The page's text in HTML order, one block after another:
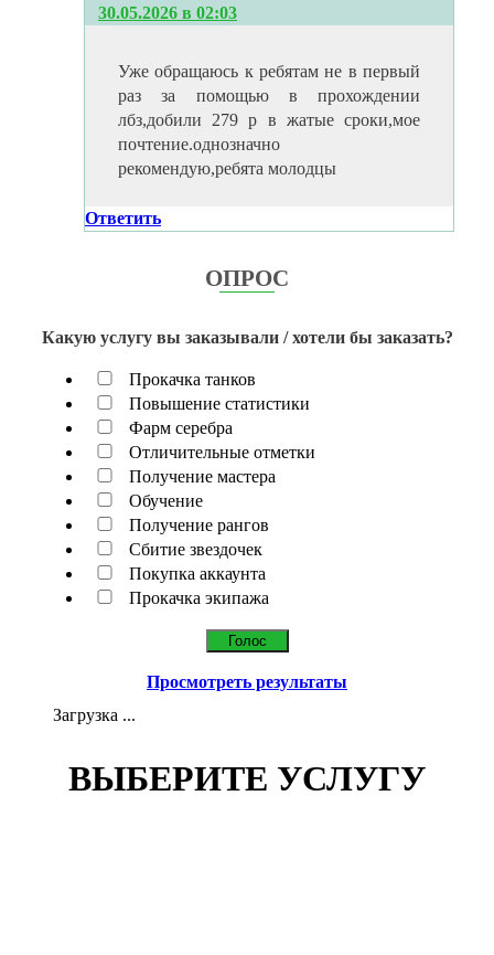
30.05.2026 в 02:03
Уже обращаюсь к ребятам не в первый
раз за помощью в прохождении
лбз,добили 279 р в жатые сроки,мое
почтение.однозначно
рекомендую,ребята молодцы
Ответить
ОПРОС
Какую услугу вы заказывали / хотели бы заказать?
Прокачка танков
Повышение статистики
Фарм серебра
Отличительные отметки
Получение мастера
Обучение
Получение рангов
Сбитие звездочек
Покупка аккаунта
Прокачка экипажа
Просмотреть результаты
Загрузка ...
ВЫБЕРИТЕ УСЛУГУ